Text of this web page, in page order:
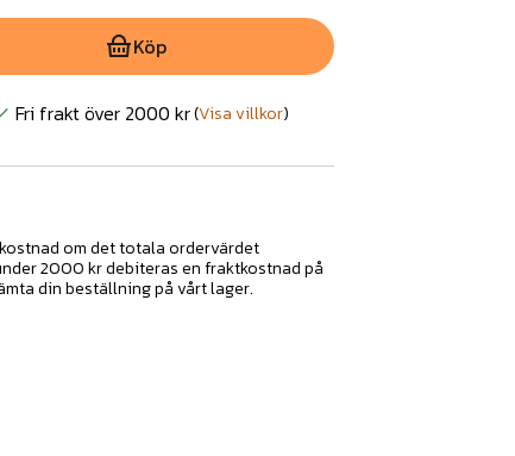
Köp
Fri frakt över 2000 kr(Visa villkor)
om det totala ordervärdet
2000 kr debiteras en fraktkostnad på
din beställning på vårt lager.